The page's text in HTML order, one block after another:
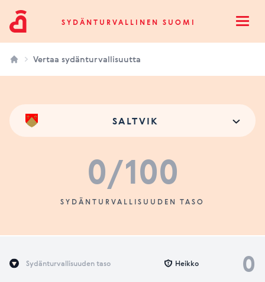
Sydänturvallinen SuomiSYDÄNTURVALLINEN SUOMI
Vertaa sydänturvallisuutta
SALTVIK
0/100
SYDÄNTURVALLISUUDEN TASO
Sydänturvallisuuden taso 0
Heikko